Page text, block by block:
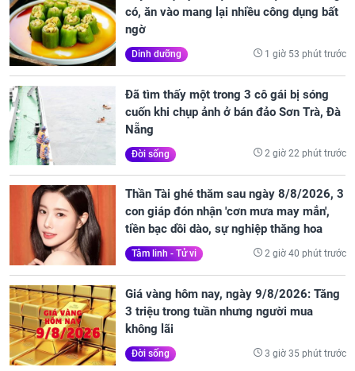
có, ăn vào mang lại nhiều công dụng bất
ngờ
Dinh dưỡng 1 giờ 53 phút trước
Đã tìm thấy một trong 3 cô gái bị sóng
cuốn khi chụp ảnh ở bán đảo Sơn Trà, Đà
Nẵng
Đời sống 2 giờ 22 phút trước
Thần Tài ghé thăm sau ngày 8/8/2026, 3
con giáp đón nhận 'cơn mưa may mắn',
tiền bạc dồi dào, sự nghiệp thăng hoa
Tâm linh - Tử vi 2 giờ 40 phút trước
Giá vàng hôm nay, ngày 9/8/2026: Tăng
3 triệu trong tuần nhưng người mua
không lãi
Đời sống 3 giờ 35 phút trước